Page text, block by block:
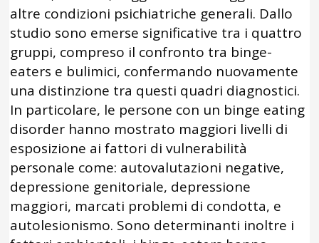
altre condizioni psichiatriche generali. Dallo
studio sono emerse significative tra i quattro
gruppi, compreso il confronto tra binge-
eaters e bulimici, confermando nuovamente
una distinzione tra questi quadri diagnostici.
In particolare, le persone con un binge eating
disorder hanno mostrato maggiori livelli di
esposizione ai fattori di vulnerabilità
personale come: autovalutazioni negative,
depressione genitoriale, depressione
maggiori, marcati problemi di condotta, e
autolesionismo. Sono determinanti inoltre i